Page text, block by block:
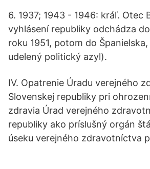
6. 1937; 1943 - 1946: kráľ. Otec
vyhlásení republiky odchádza
roku 1951, potom do
udelený politický azyl).
IV. Opatrenie Úradu verejného
Slovenskej republiky pri
zdravia Úrad verejného
republiky ako príslušný orgán
úseku verejného zdravotníctva